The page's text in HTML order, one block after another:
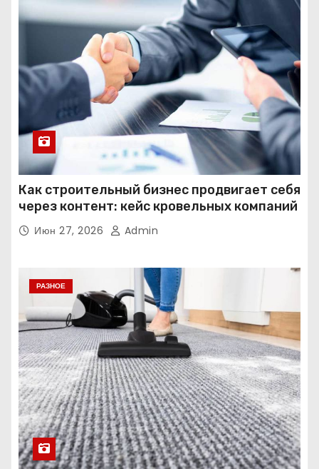
Как строительный бизнес продвигает себя
через контент: кейс кровельных компаний
Июн 27, 2026 Admin
РАЗНОЕ